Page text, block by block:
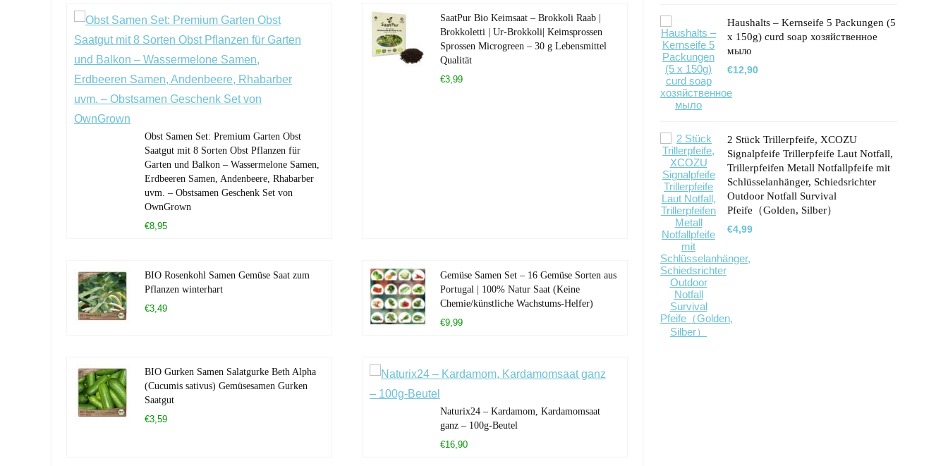
Obst Samen Set: Premium Garten Obst
Saatgut mit 8 Sorten Obst Pflanzen für
Garten und Balkon – Wassermelone Samen,
Erdbeeren Samen, Andenbeere, Rhabarber
uvm. – Obstsamen Geschenk Set von
OwnGrown
€8,95
SaatPur Bio Keimsaat – Brokkoli Raab |
Brokkoletti | Ur-Brokkoli| Keimsprossen
Sprossen Microgreen – 30 g Lebensmittel
Qualität
€3,99
BIO Rosenkohl Samen Gemüse Saat zum
Pflanzen winterhart
€3,49
Gemüse Samen Set – 16 Gemüse Sorten aus
Portugal | 100% Natur Saat (Keine
Chemie/künstliche Wachstums-Helfer)
€9,99
BIO Gurken Samen Salatgurke Beth Alpha
(Cucumis sativus) Gemüsesamen Gurken
Saatgut
€3,59
Naturix24 – Kardamom, Kardamomsaat
ganz – 100g-Beutel
€16,90
Haushalts – Kernseife 5 Packungen (5
x 150g) curd soap хозяйственное
мыло
€12,90
2 Stück Trillerpfeife, XCOZU
Signalpfeife Trillerpfeife Laut Notfall,
Trillerpfeifen Metall Notfallpfeife mit
Schlüsselanhänger, Schiedsrichter
Outdoor Notfall Survival
Pfeife（Golden, Silber）
€4,99